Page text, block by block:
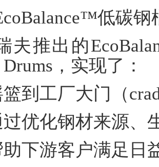
低碳钢
夫推出的
Drums，实现了：
到工厂大门（
优化钢材来源、
下游客户满足日